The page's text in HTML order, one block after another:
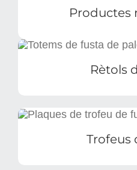
Productes
Rètols
Trofeus